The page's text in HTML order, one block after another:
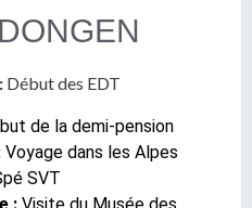
Début des EDT
de la demi-pension
Voyage dans les Alpes
SVT